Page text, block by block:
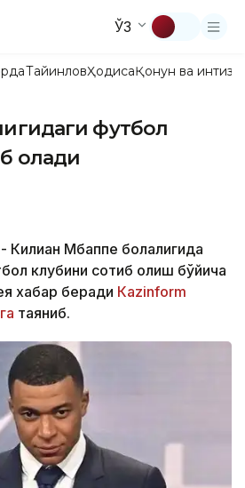
ЎЗ
ТайинловҲодисаҚонун ва
футбол
олади
Килиан Мбаппе болалигида
клубини сотиб олиш бўйича
хабар беради Кazinform
таяниб.